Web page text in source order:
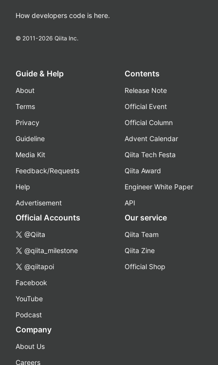
How developers code is here.
© 2011-2026 Qiita Inc.
Guide & Help
About
Terms
Privacy
Guideline
Media Kit
Feedback/Requests
Help
Advertisement
Contents
Release Note
Official Event
Official Column
Advent Calendar
Qiita Tech Festa
Qiita Award
Engineer White Paper
API
Official Accounts
@Qiita
@qiita_milestone
@qiitapoi
Facebook
YouTube
Podcast
Our service
Qiita Team
Qiita Zine
Official Shop
Company
About Us
Careers